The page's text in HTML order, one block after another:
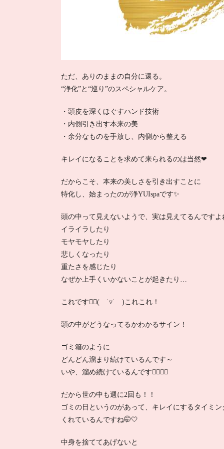
ただ、ありのままの自分に還る。
“浄化”と“巡り”のスペシャルケア。
・頭皮を深くほぐすハンド技術
・内側引き出す本来の美
・余分なものを手放し、内側から整える
キレイになることを求めて来られるのは当然❤
だからこそ、本来の美しさを引き出すことに
特化し、始まったのが浄YUIspaです✨
頭の中って見えないようで、実は見えてるんですよ
イライラしたり
モヤモヤしたり
悲しくなったり
重たさを感じたり
なぜか上手くいかないことが起きたり…
これです☝🏻( ˙▿˙ )これこれ！
頭の中がどうなってるかわかるサイン！
ゴミ箱のように
どんどん溜まり続けているんです～
いや、溜め続けているんです👉🏻👈🏻‪‪
だから世の中も週に2回も！！
ゴミの日というのがあって、キレイにするタイミン
くれているんですね🤭🤍
中身を捨ててあげないと